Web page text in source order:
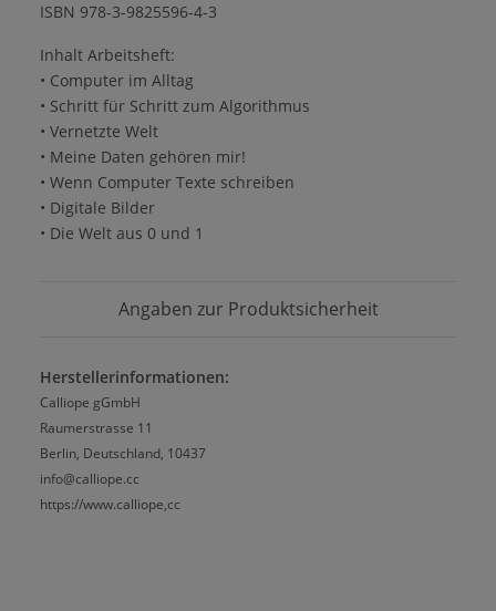
ISBN 978-3-9825596-4-3
Inhalt Arbeitsheft:
• Computer im Alltag
• Schritt für Schritt zum Algorithmus
• Vernetzte Welt
• Meine Daten gehören mir!
• Wenn Computer Texte schreiben
• Digitale Bilder
• Die Welt aus 0 und 1
Angaben zur Produktsicherheit
Herstellerinformationen:
Calliope gGmbH
Raumerstrasse 11
Berlin, Deutschland, 10437
info@calliope.cc
https://www.calliope,cc